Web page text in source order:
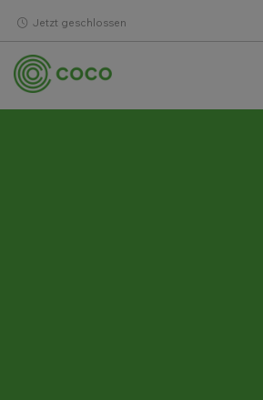
Jetzt geschlossen